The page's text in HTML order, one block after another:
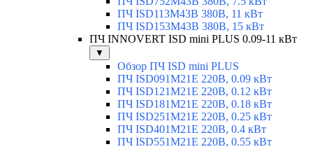
ПЧ ISD113M43B 380В, 11 кВт
ПЧ ISD153M43B 380В, 15 кВт
ПЧ INNOVERT ISD mini PLUS 0.09-11 кВт
▼
Обзор ПЧ ISD mini PLUS
ПЧ ISD091M21E 220В, 0.09 кВт
ПЧ ISD121M21E 220В, 0.12 кВт
ПЧ ISD181M21E 220В, 0.18 кВт
ПЧ ISD251M21E 220В, 0.25 кВт
ПЧ ISD401M21E 220В, 0.4 кВт
ПЧ ISD551M21E 220В, 0.55 кВт